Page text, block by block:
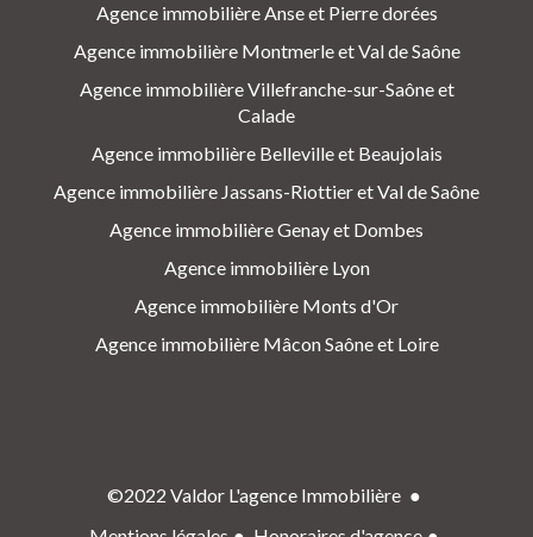
Agence immobilière Anse et Pierre dorées
Agence immobilière Montmerle et Val de Saône
Agence immobilière Villefranche-sur-Saône et
Calade
Agence immobilière Belleville et Beaujolais
Agence immobilière Jassans-Riottier et Val de Saône
Agence immobilière Genay et Dombes
Agence immobilière Lyon
Agence immobilière Monts d'Or
Agence immobilière Mâcon Saône et Loire
©2022 Valdor L'agence Immobilière